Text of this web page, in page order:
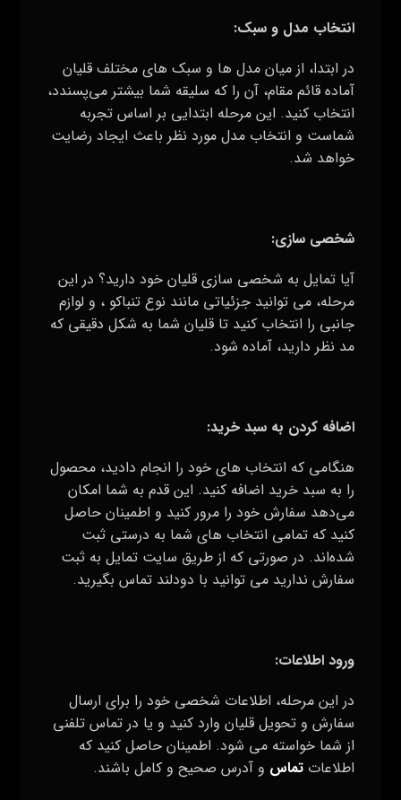
انتخاب مدل و سبک:
در ابتدا، از میان مدل‌ ها و سبک‌ های مختلف قلیان
آماده قائم مقام، آن را که سلیقه شما بیشتر می‌پسندد،
انتخاب کنید. این مرحله ابتدایی بر اساس تجربه
شماست و انتخاب مدل مورد نظر باعث ایجاد رضایت
خواهد شد.
شخصی ‌سازی:
آیا تمایل به شخصی‌ سازی قلیان خود دارید؟ در این
مرحله، می‌ توانید جزئیاتی مانند نوع تنباکو ، و لوازم
جانبی را انتخاب کنید تا قلیان شما به شکل دقیقی که
مد نظر دارید، آماده شود.
اضافه کردن به سبد خرید:
هنگامی که انتخاب‌ های خود را انجام دادید، محصول
را به سبد خرید اضافه کنید. این قدم به شما امکان
می‌دهد سفارش خود را مرور کنید و اطمینان حاصل
کنید که تمامی انتخاب‌ های شما به درستی ثبت
شده‌اند. در صورتی که از طریق سایت تمایل به ثبت
سفارش ندارید می توانید با دودلند تماس بگیرید.
ورود اطلاعات:
در این مرحله، اطلاعات شخصی خود را برای ارسال
سفارش و تحویل قلیان وارد کنید و یا در تماس تلفنی
از شما خواسته می شود. اطمینان حاصل کنید که
اطلاعاتتماس و آدرس صحیح و کامل باشند.